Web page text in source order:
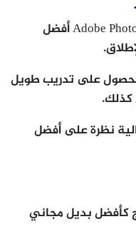
كما قلنا في المقدمة ، يعتبر Adobe Photoshop أفضل
على تدريب طويل
كذلك.
نظرة على أفضل
كأفضل بديل مجاني